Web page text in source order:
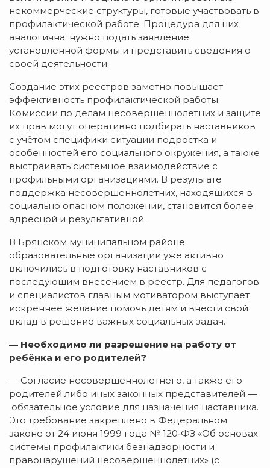
некоммерческие структуры, готовые участвовать в
профилактической работе. Процедура для них
аналогична: нужно подать заявление
установленной формы и представить сведения о
своей деятельности.
Создание этих реестров заметно повышает
эффективность профилактической работы.
Комиссии по делам несовершеннолетних и защите
их прав могут оперативно подбирать наставников
с учётом специфики ситуации подростка и
особенностей его социального окружения, а также
выстраивать системное взаимодействие с
профильными организациями. В результате
поддержка несовершеннолетних, находящихся в
социально опасном положении, становится более
адресной и результативной.
В Брянском муниципальном районе
образовательные организации уже активно
включились в подготовку наставников с
последующим внесением в реестр. Для педагогов
и специалистов главным мотиватором выступает
искреннее желание помочь детям и внести свой
вклад в решение важных социальных задач.
— Необходимо ли разрешение на работу от
ребёнка и его родителей?
— Согласие несовершеннолетнего, а также его
родителей либо иных законных представителей —
обязательное условие для назначения наставника.
Это требование закреплено в Федеральном
законе от 24 июня 1999 года № 120‑ФЗ «Об основах
системы профилактики безнадзорности и
правонарушений несовершеннолетних» (с